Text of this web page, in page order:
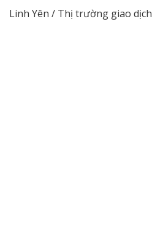
Linh Yên / Thị trường giao dịch